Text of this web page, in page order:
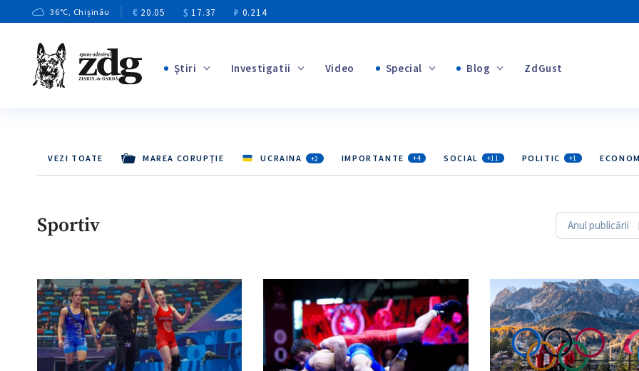
36°C, Chișinău € 20.05 $ 17.37 ₽ 0.214
Ştiri Investigatii Video Special Blog
+1
ZdGust
VEZI TOATE MAREA CORUPȚIE UCRAINA +2 IMPORTANTE +4 SOCIAL +11 POLITIC +1
Sportiv Anul publicării